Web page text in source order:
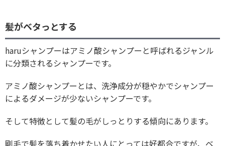
髪がベタっとする
haruシャンプーはアミノ酸シャンプーと呼ばれるジャンル
に分類されるシャンプーです。
アミノ酸シャンプーとは、洗浄成分が穏やかでシャンプー
によるダメージが少ないシャンプーです。
そして特徴として髪の毛がしっとりする傾向にあります。
剛毛で髪を落ち着かせたい人にとっては好都合ですが、ベ